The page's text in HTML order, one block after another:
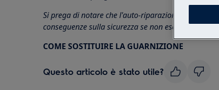
Si prega di notare che l'auto-riparazione o la
conseguenze sulla sicurezza se non eseguite
COME SOSTITUIRE LA GUARNIZIONE
Questo articolo è stato utile?